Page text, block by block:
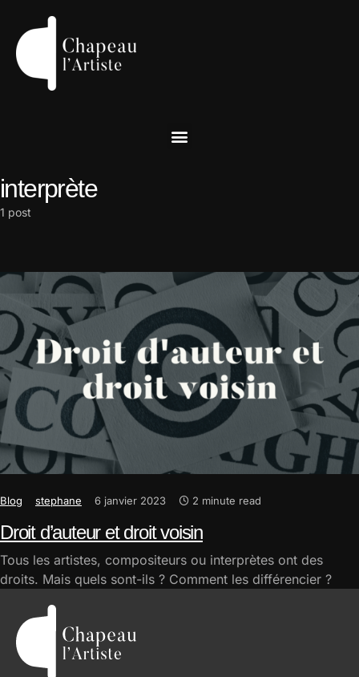
interprète
1 post
Blog stephane 6 janvier 2023 2 minute read
Droit d’auteur et droit voisin
Tous les artistes, compositeurs ou interprètes ont des
droits. Mais quels sont-ils ? Comment les différencier ?